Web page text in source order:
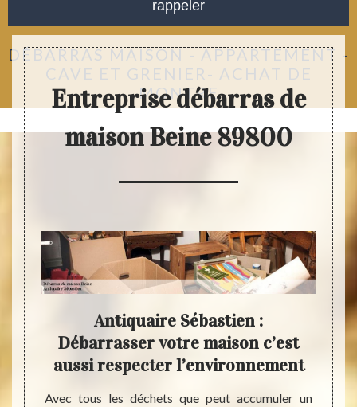
DÉBARRAS MAISON - APPARTEMENT -
CAVE ET GRENIER- ACHAT DE
MONTRE
Entreprise débarras de
maison Beine 89800
de
Antiquaire Sébastien :
Débarrasser votre maison c’est
aussi respecter l’environnement
Avec tous les déchets que peut accumuler un